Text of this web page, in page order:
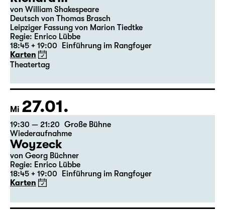
von William Shakespeare
Deutsch von Thomas Brasch
Leipziger Fassung von Marion Tiedtke
Regie: Enrico Lübbe
18:45 + 19:00
Einführung im Rangfoyer
Karten
Theatertag
Mi 27.01.
19:30 — 21:20 Große Bühne
Wiederaufnahme
Woyzeck
von Georg Büchner
Regie: Enrico Lübbe
18:45 + 19:00
Einführung im Rangfoyer
Karten